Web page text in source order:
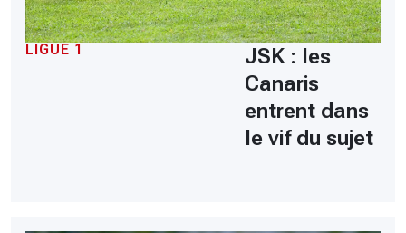
LIGUE 1
JSK : les
Canaris
entrent dans
le vif du sujet